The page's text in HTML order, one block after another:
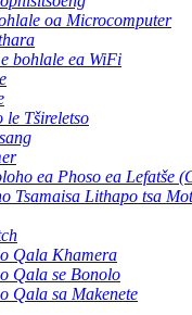
oa Microcomputer
bohlale ea WiFi
le Tšireletso
ea Phoso ea Lefatše
Tsamaisa Lithapo tsa
Qala Khamera
Qala se Bonolo
Qala sa Makenete